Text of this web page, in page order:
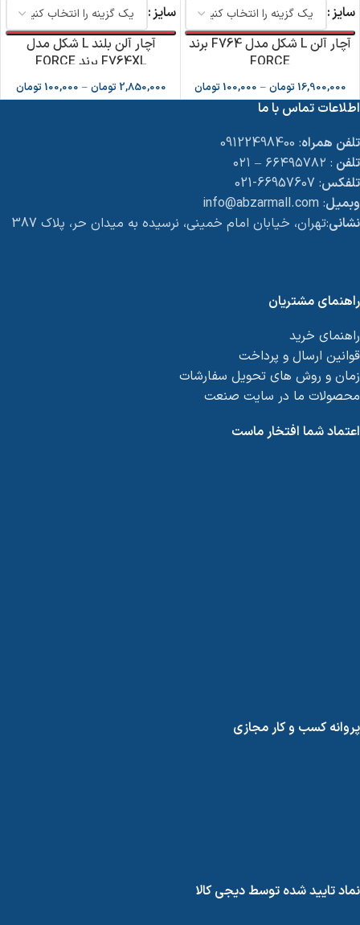
سایز
آچار آلن L شکل مدل F764 برند
FORCE
16,900,000 تومان –
100,000 تومان
سایز
آچار آلن بلند L شکل مدل
F764XL برند FORCE
2,850,000 تومان –
100,000 تومان
اطلاعات تماس با ما
تلفن همراه: 09122498400
تلفن : ۶۶۴۹۵۷۸۲ – ۰۲۱
تلفکس: 66957607-021
وبمیل: info@abzarmall.com
نشانی:تهران، خیابان امام خمینی، نرسیده به میدان حر، پلاک 387
راهنمای مشتریان
راهنمای خرید
قوانین ارسال و پرداخت
زمان و روش های تحویل سفارشات
محصولات ما در سایت صنعت
اعتماد شما افتخار ماست
پروانه کسب و کار مجازی
نماد تایید شده توسط دیجی کالا